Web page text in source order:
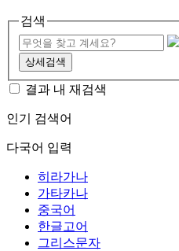
검색
상세검색
결과 내 재검색
인기 검색어
다국어 입력
히라가나
가타카나
중국어
한글고어
그리스문자